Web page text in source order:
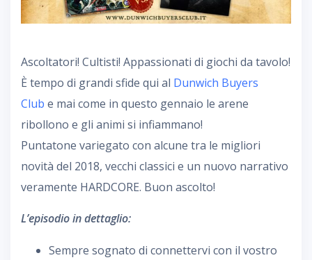
Ascoltatori! Cultisti! Appassionati di giochi da tavolo!
È tempo di grandi sfide qui al Dunwich Buyers
Club e mai come in questo gennaio le arene
ribollono e gli animi si infiammano!
Puntatone variegato con alcune tra le migliori
novità del 2018, vecchi classici e un nuovo narrativo
veramente HARDCORE. Buon ascolto!
L’episodio in dettaglio:
Sempre sognato di connettervi con il vostro